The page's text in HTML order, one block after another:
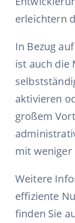
erleichtern
In Bezug
ist auch die
aktivieren
großem
mit weniger
Weitere
effiziente
finden Sie